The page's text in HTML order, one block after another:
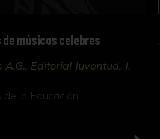
músicos celebres
Editorial Juventud, J.
de la Educación